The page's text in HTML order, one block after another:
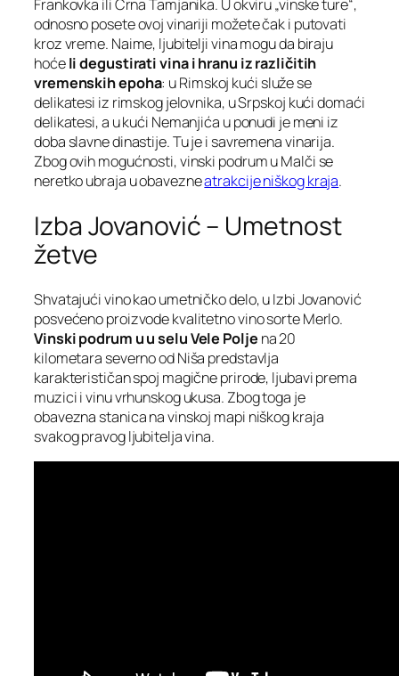
Frankovka ili Crna Tamjanika. U okviru „vinske ture“,
odnosno posete ovoj vinariji možete čak i putovati
kroz vreme. Naime, ljubitelji vina mogu da biraju
hoćeli degustirati vina i hranu iz različitih
vremenskih epoha: u Rimskoj kući služe se
delikatesi iz rimskog jelovnika, u Srpskoj kući domaći
delikatesi, a u kući Nemanjića u ponudi je meni iz
doba slavne dinastije. Tu je i savremena vinarija.
Zbog ovih mogućnosti, vinski podrum u Malči se
neretko ubraja u obavezneatrakcije niškog kraja.
Izba Jovanović – Umetnost
žetve
Shvatajući vino kao umetničko delo, u Izbi Jovanović
posvećeno proizvode kvalitetno vino sorte Merlo.
Vinski podrum u u selu Vele Polje na 20
kilometara severno od Niša predstavlja
karakterističan spoj magične prirode, ljubavi prema
muzici i vinu vrhunskog ukusa. Zbog toga je
obavezna stanica na vinskoj mapi niškog kraja
svakog pravog ljubitelja vina.